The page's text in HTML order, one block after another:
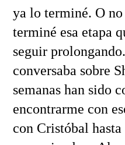
ya lo terminé. O
terminé esa etapa
seguir
conversaba sobre
semanas han sido
encontrarme con
con Cristóbal